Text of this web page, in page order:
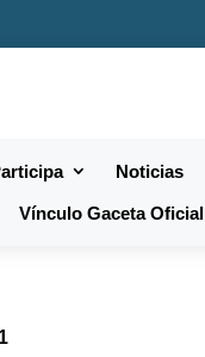
Noticias
Vínculo Gaceta Oficial